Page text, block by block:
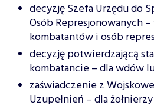
decyzję Szefa Urzędu do
Osób Represjonowanych
kombatantów i osób
decyzję potwierdzającą
kombatancie – dla wdów
zaświadczenie z
Uzupełnień – dla